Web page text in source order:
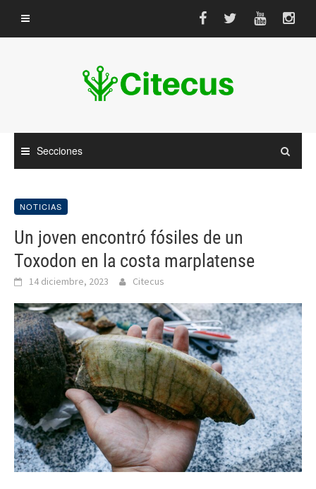
contenido
Secciones
NOTICIAS
Un joven encontró fósiles de un
Toxodon en la costa marplatense
14 diciembre, 2023 Citecus